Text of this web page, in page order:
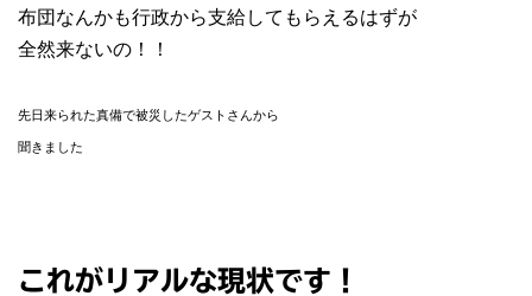
布団なんかも行政から支給してもらえるはずが
全然来ないの！！
先日来られた真備で被災したゲストさんから
聞きました
これがリアルな現状です！